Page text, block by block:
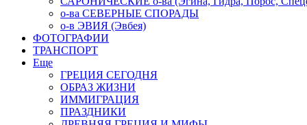
о-ва СЕВЕРНЫЕ СПОРАДЫ
о-в ЭВИЯ (Эвбея)
ФОТОГРАФИИ
ТРАНСПОРТ
Еще
ГРЕЦИЯ СЕГОДНЯ
ОБРАЗ ЖИЗНИ
ИММИГРАЦИЯ
ПРАЗДНИКИ